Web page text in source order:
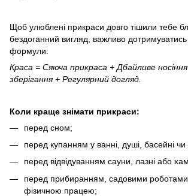
Щоб улюблені прикраси довго тішили тебе
бездоганний вигляд, важливо дотримуватись
формули:
Краса = Сяюча прикраса + Дбайливе
зберігання + Регулярний догляд.
Коли краще знімати прикраси:
перед сном;
перед купанням у ванні, душі, басейні чи
перед відвідуванням сауни, лазні або
перед прибиранням, садовими
фізичною працею;